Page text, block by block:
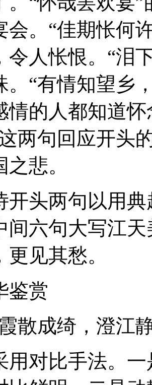
会。“佳期怅何
令人怅恨。“泪
。“有情知望乡
情的人都知道
两句回应开头
悲。
两句以用典
间六句大写江
见其愁。
赏
成绮，澄江静
比手法。一